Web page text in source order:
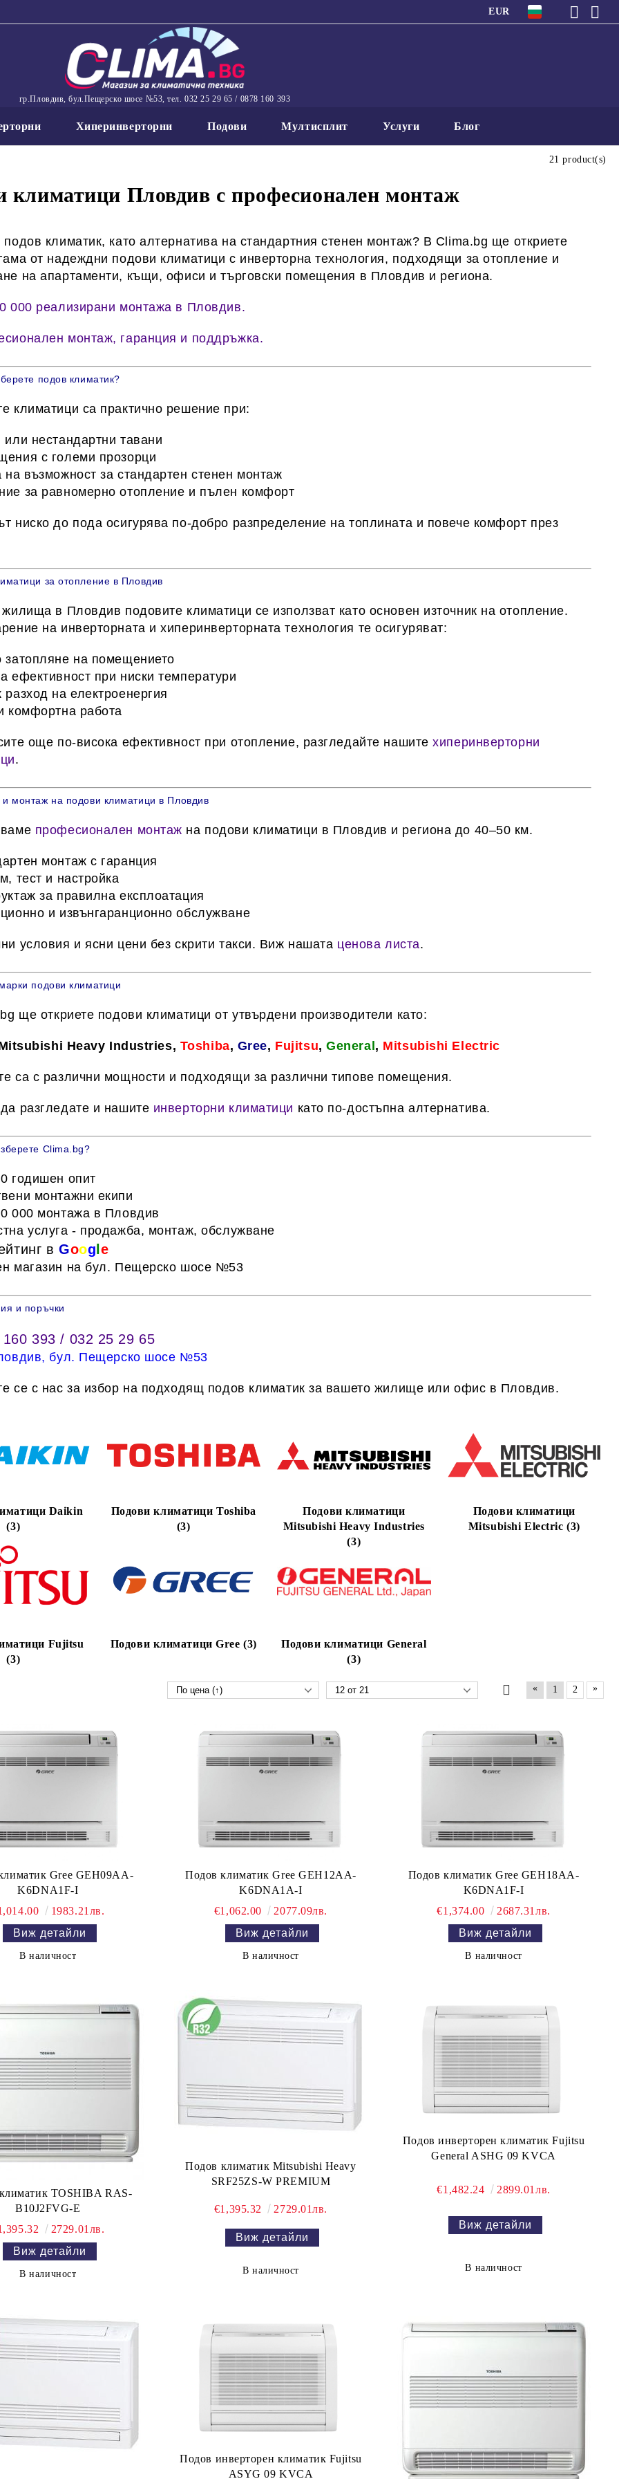
EUR
гр.Пловдив, бул.Пещерско шосе №53, тел. 032 25 29 65 / 0878 160 393
Хиперинверторни Подови Мултисплит Услуги Блог
климатици Пловдив с професионален монтаж
подов климатик, като алтернатива на стандартния стенен монтаж? В Clima.bg ще откриете
от надеждни подови климатици с инверторна технология, подходящи за отопление и
на апартаменти, къщи, офиси и търговски помещения в Пловдив и региона.
000 реализирани монтажа в Пловдив.
монтаж, гаранция и поддръжка.
подов климатик?
климатици са практично решение при:
или нестандартни тавани
с големи прозорци
на възможност за стандартен стенен монтаж
за равномерно отопление и пълен комфорт
ниско до пода осигурява по-добро разпределение на топлината и повече комфорт през
за отопление в Пловдив
в Пловдив подовите климатици се използват като основен източник на отопление.
на инверторната и хиперинверторната технология те осигуряват:
затопляне на помещението
ефективност при ниски температури
разход на електроенергия
комфортна работа
още по-висока ефективност при отопление, разгледайте нашитехиперинверторни
.
монтаж на подови климатици в Пловдив
професионален монтаж на подови климатици в Пловдив и региона до 40–50 км.
монтаж с гаранция
тест и настройка
за правилна експлоатация
и извънгаранционно обслужване
условия и ясни цени без скрити такси. Виж нашата ценова листа.
подови климатици
ще откриете подови климатици от утвърдени производители като:
Heavy Industries, Toshiba, Gree, Fujitsu,General , Mitsubishi Electric
са с различни мощности и подходящи за различни типове помещения.
разгледате и нашите инверторни климатици като по-достъпна алтернатива.
Clima.bg?
годишен опит
монтажни екипи
000 монтажа в Пловдив
услуга - продажба, монтаж, обслужване
в Goog e
магазин на бул. Пещерско шосе №53
и поръчки
393 / 032 25 29 65
бул. Пещерско шосе №53
се с нас за избор на подходящ подов климатик за вашето жилище или офис в Пловдив.
Daikin
(3)
Подови климатици Toshiba
(3)
Подови климатици
Mitsubishi Heavy Industries
(3)
Подови климатици
Mitsubishi Electric (3)
Fujitsu
(3)
Подови климатици Gree (3)
Подови климатици General
(3)
21 product(s)
« 1 2 »
Gree GEH09AA-
K6DNA1F-I
1983.21лв.
Виж детайли
В наличност
Подов климатик Gree GEH12AA-
K6DNA1A-I
€1,062.00
2077.09лв.
Виж детайли
В наличност
Подов климатик Gree GEH18AA-
K6DNA1F-I
€1,374.00
2687.31лв.
Виж детайли
В наличност
TOSHIBA RAS-
B10J2FVG-E
2729.01лв.
Виж детайли
В наличност
Подов климатик Mitsubishi Heavy
SRF25ZS-W PREMIUM
€1,395.32 2729.01лв.
Виж детайли
В наличност
Подов инверторен климатик Fujitsu
General ASHG 09 KVCA
€1,482.24 2899.01лв.
Виж детайли
В наличност
Подов инверторен климатик Fujitsu
ASYG 09 KVCA